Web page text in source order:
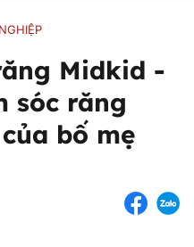
Midkid -
sóc răng
bố mẹ